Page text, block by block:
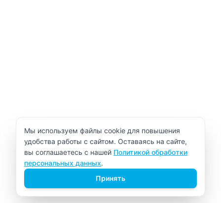
Уведомление об использовании cookie
Мы используем файлы cookie для повышения
удобства работы с сайтом. Оставаясь на сайте,
вы соглашаетесь с нашей Политикой обработки
персональных данных.
Принять